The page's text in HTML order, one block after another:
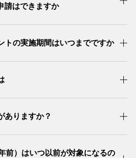
請はできますか
トの実施期間はいつまでですか
ありますか？
前）はいつ以前が対象になるの